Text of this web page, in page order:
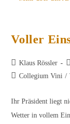
Voller
Beitrags-
Autor:
Klaus Rössler
Beitrags-
Collegium Vini /
Ihr Präsident liegt
Wetter in vollem